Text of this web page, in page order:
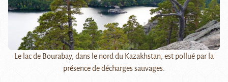
Le lac de Bourabay, dans le nord du Kazakhstan, est pollué par la
présence de décharges sauvages.